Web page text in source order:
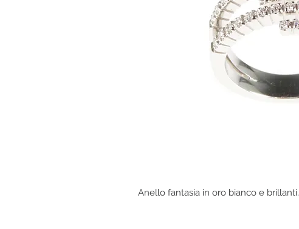
Anello fantasia in oro bianco e brillanti.